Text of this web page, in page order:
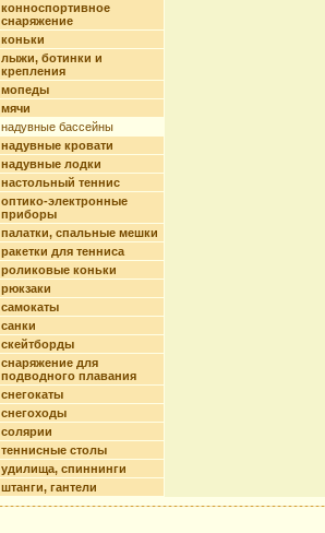
конноспортивное
снаряжение
коньки
лыжи, ботинки и
крепления
мопеды
мячи
надувные бассейны
надувные кровати
надувные лодки
настольный теннис
оптико-электронные
приборы
палатки, спальные мешки
ракетки для тенниса
роликовые коньки
рюкзаки
самокаты
санки
скейтборды
снаряжение для
подводного плавания
снегокаты
снегоходы
солярии
теннисные столы
удилища, спиннинги
штанги, гантели